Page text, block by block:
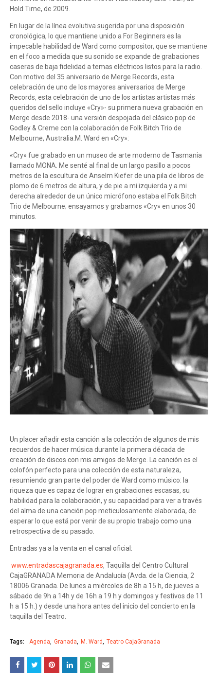
Hold Time, de 2009.
En lugar de la línea evolutiva sugerida por una disposición
cronológica, lo que mantiene unido a For Beginners es la
impecable habilidad de Ward como compositor, que se mantiene
en el foco a medida que su sonido se expande de grabaciones
caseras de baja fidelidad a temas eléctricos listos para la radio.
Con motivo del 35 aniversario de Merge Records, esta
celebración de uno de los mayores aniversarios de Merge
Records, esta celebración de uno de los artistas artistas más
queridos del sello incluye «Cry»- su primera nueva grabación en
Merge desde 2018- una versión despojada del clásico pop de
Godley & Creme con la colaboración de Folk Bitch Trio de
Melbourne, Australia.M. Ward en «Cry»:
«Cry» fue grabado en un museo de arte moderno de Tasmania
llamado MONA. Me senté al final de un largo pasillo a pocos
metros de la escultura de Anselm Kiefer de una pila de libros de
plomo de 6 metros de altura, y de pie a mi izquierda y a mi
derecha alrededor de un único micrófono estaba el Folk Bitch
Trio de Melbourne; ensayamos y grabamos «Cry» en unos 30
minutos.
Un placer añadir esta canción a la colección de algunos de mis
recuerdos de hacer música durante la primera década de
creación de discos con mis amigos de Merge. La canción es el
colofón perfecto para una colección de esta naturaleza,
resumiendo gran parte del poder de Ward como músico: la
riqueza que es capaz de lograr en grabaciones escasas, su
habilidad para la colaboración, y su capacidad para ver a través
del alma de una canción pop meticulosamente elaborada, de
esperar lo que está por venir de su propio trabajo como una
retrospectiva de su pasado.
Entradas ya a la venta en el canal oficial:
www.entradascajagranada.es, Taquilla del Centro Cultural
CajaGRANADA Memoria de Andalucía (Avda. de la Ciencia, 2
18006 Granada. De lunes a miércoles de 8h a 15 h, de jueves a
sábado de 9h a 14h y de 16h a 19 h y domingos y festivos de 11
h a 15 h.) y desde una hora antes del inicio del concierto en la
taquilla del Teatro.
Tags: Agenda Granada M. Ward Teatro CajaGranada